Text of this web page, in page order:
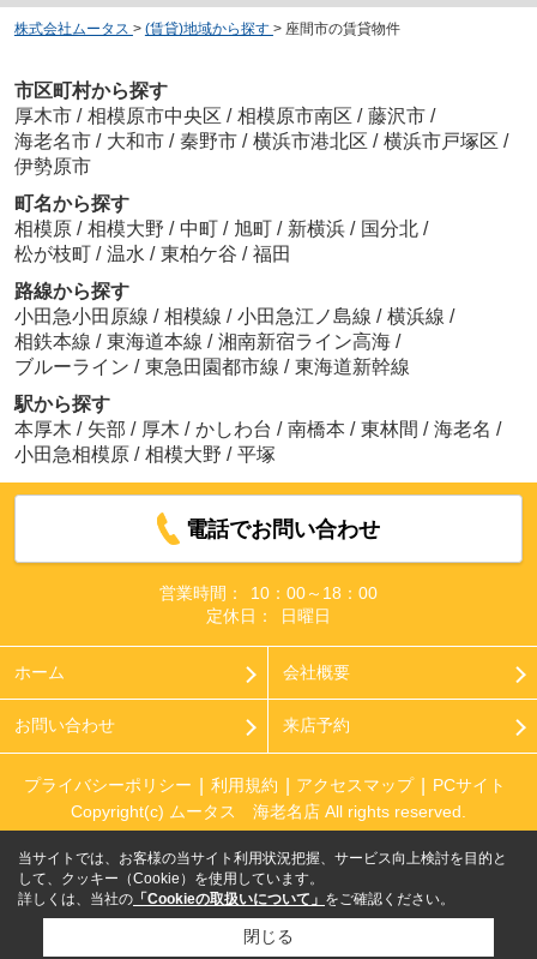
株式会社ムータス > (賃貸)地域から探す > 座間市の賃貸物件
市区町村から探す
厚木市 / 相模原市中央区 / 相模原市南区 / 藤沢市 /
海老名市 / 大和市 / 秦野市 / 横浜市港北区 / 横浜市戸塚区 /
伊勢原市
町名から探す
相模原 / 相模大野 / 中町 / 旭町 / 新横浜 / 国分北 /
松が枝町 / 温水 / 東柏ケ谷 / 福田
路線から探す
小田急小田原線 / 相模線 / 小田急江ノ島線 / 横浜線 /
相鉄本線 / 東海道本線 / 湘南新宿ライン高海 /
ブルーライン / 東急田園都市線 / 東海道新幹線
駅から探す
本厚木 / 矢部 / 厚木 / かしわ台 / 南橋本 / 東林間 / 海老名 /
小田急相模原 / 相模大野 / 平塚
電話でお問い合わせ
営業時間：
10：00～18：00
定休日：
日曜日
ホーム 会社概要
お問い合わせ 来店予約
プライバシーポリシー 利用規約 アクセスマップ
PCサイト
Copyright(c) ムータス 海老名店 All rights reserved.
当サイトでは、お客様の当サイト利用状況把握、サービス向上検討を目的と
して、クッキー（Cookie）を使用しています。
詳しくは、当社の 「Cookieの取扱いについて」 をご確認ください。
閉じる